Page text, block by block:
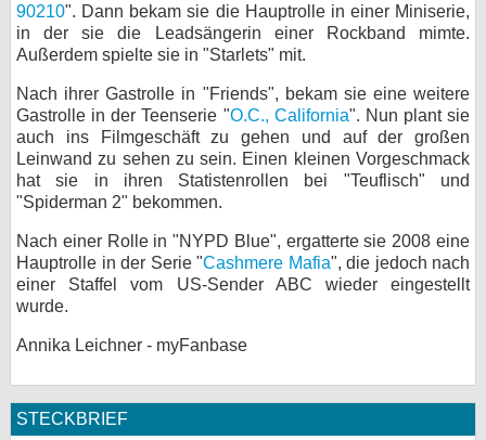
90210". Dann bekam sie die Hauptrolle in einer Miniserie,
in der sie die Leadsängerin einer Rockband mimte.
Außerdem spielte sie in "Starlets" mit.
Nach ihrer Gastrolle in "Friends", bekam sie eine weitere
Gastrolle in der Teenserie "O.C., California". Nun plant sie
auch ins Filmgeschäft zu gehen und auf der großen
Leinwand zu sehen zu sein. Einen kleinen Vorgeschmack
hat sie in ihren Statistenrollen bei "Teuflisch" und
"Spiderman 2" bekommen.
Nach einer Rolle in "NYPD Blue", ergatterte sie 2008 eine
Hauptrolle in der Serie "Cashmere Mafia", die jedoch nach
einer Staffel vom US-Sender ABC wieder eingestellt
wurde.
Annika Leichner - myFanbase
STECKBRIEF
bei Facebook
Nutzungsbedingungen
Datenschutz
Impressum